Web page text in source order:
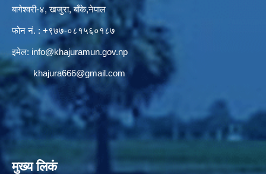
बागेश्वरी-४, खजुरा, बाँके,नेपाल
फोन नं. : +९७७-०८१५६०१८७
इमेल: info@khajuramun.gov.np
khajura666@gmail.com
मुख्य लिकं